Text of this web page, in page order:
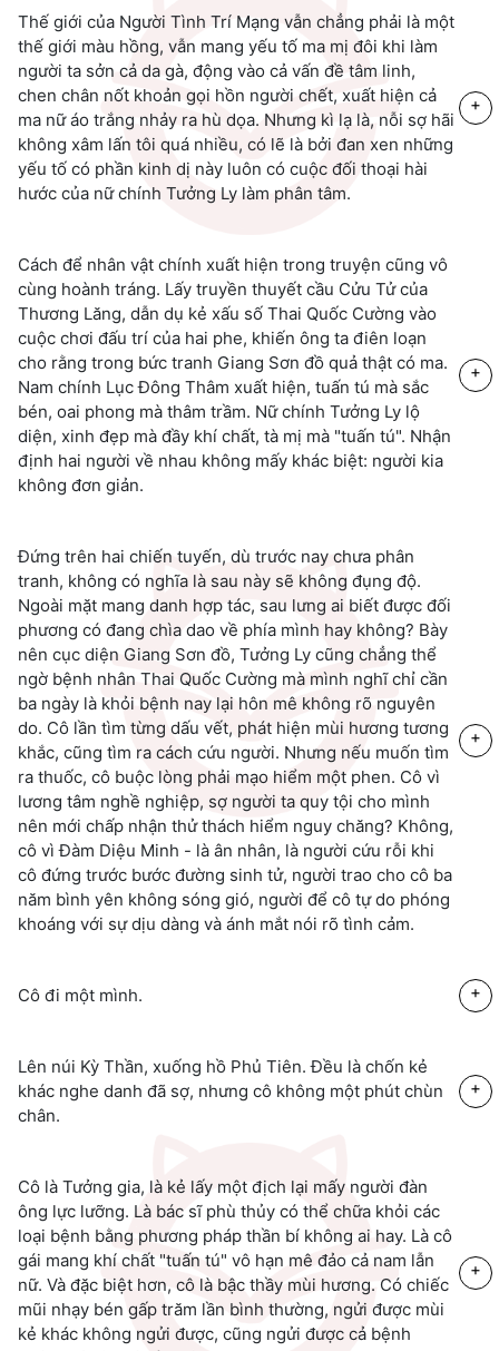
Thế giới của Người Tình Trí Mạng vẫn chẳng phải là một
thế giới màu hồng, vẫn mang yếu tố ma mị đôi khi làm
người ta sởn cả da gà, động vào cả vấn đề tâm linh,
chen chân nốt khoản gọi hồn người chết, xuất hiện cả
ma nữ áo trắng nhảy ra hù dọa. Nhưng kì lạ là, nỗi sợ hãi
không xâm lấn tôi quá nhiều, có lẽ là bởi đan xen những
yếu tố có phần kinh dị này luôn có cuộc đối thoại hài
hước của nữ chính Tưởng Ly làm phân tâm.
+
Cách để nhân vật chính xuất hiện trong truyện cũng vô
cùng hoành tráng. Lấy truyền thuyết cầu Cửu Tử của
Thương Lăng, dẫn dụ kẻ xấu số Thai Quốc Cường vào
cuộc chơi đấu trí của hai phe, khiến ông ta điên loạn
cho rằng trong bức tranh Giang Sơn đồ quả thật có ma.
Nam chính Lục Đông Thâm xuất hiện, tuấn tú mà sắc
bén, oai phong mà thâm trầm. Nữ chính Tưởng Ly lộ
diện, xinh đẹp mà đầy khí chất, tà mị mà "tuấn tú". Nhận
định hai người về nhau không mấy khác biệt: người kia
không đơn giản.
+
Đứng trên hai chiến tuyến, dù trước nay chưa phân
tranh, không có nghĩa là sau này sẽ không đụng độ.
Ngoài mặt mang danh hợp tác, sau lưng ai biết được đối
phương có đang chìa dao về phía mình hay không? Bày
nên cục diện Giang Sơn đồ, Tưởng Ly cũng chẳng thể
ngờ bệnh nhân Thai Quốc Cường mà mình nghĩ chỉ cần
ba ngày là khỏi bệnh nay lại hôn mê không rõ nguyên
do. Cô lần tìm từng dấu vết, phát hiện mùi hương tương
khắc, cũng tìm ra cách cứu người. Nhưng nếu muốn tìm
ra thuốc, cô buộc lòng phải mạo hiểm một phen. Cô vì
lương tâm nghề nghiệp, sợ người ta quy tội cho mình
nên mới chấp nhận thử thách hiểm nguy chăng? Không,
cô vì Đàm Diệu Minh - là ân nhân, là người cứu rỗi khi
cô đứng trước bước đường sinh tử, người trao cho cô ba
năm bình yên không sóng gió, người để cô tự do phóng
khoáng với sự dịu dàng và ánh mắt nói rõ tình cảm.
+
Cô đi một mình. +
Lên núi Kỳ Thần, xuống hồ Phủ Tiên. Đều là chốn kẻ
khác nghe danh đã sợ, nhưng cô không một phút chùn
chân.
+
Cô là Tưởng gia, là kẻ lấy một địch lại mấy người đàn
ông lực lưỡng. Là bác sĩ phù thủy có thể chữa khỏi các
loại bệnh bằng phương pháp thần bí không ai hay. Là cô
gái mang khí chất "tuấn tú" vô hạn mê đảo cả nam lẫn
nữ. Và đặc biệt hơn, cô là bậc thầy mùi hương. Có chiếc
mũi nhạy bén gấp trăm lần bình thường, ngửi được mùi
kẻ khác không ngửi được, cũng ngửi được cả bệnh
+